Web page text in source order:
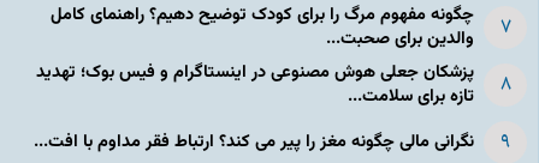
چگونه مفهوم مرگ را برای کودک توضیح دهیم؟ راهنمای کامل
والدین برای صحبت...
پزشکان جعلی هوش مصنوعی در اینستاگرام و فیس بوک؛ تهدید
تازه برای سلامت...
نگرانی مالی چگونه مغز را پیر می کند؟ ارتباط فقر مداوم با افت...